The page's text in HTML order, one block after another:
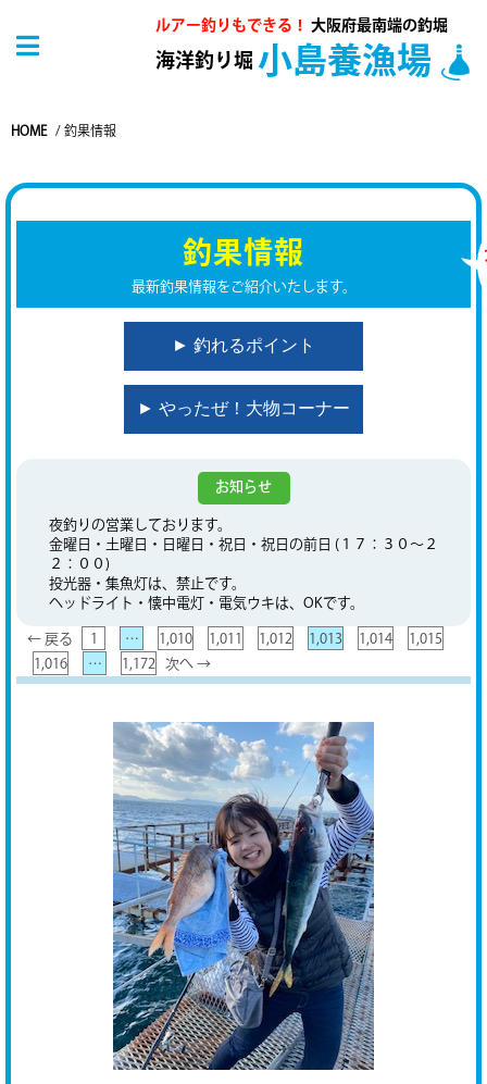
ルアー釣りもできる！ 大阪府最南端の釣堀
海洋釣り堀 小島養漁場
HOME / 釣果情報
釣果情報
最新釣果情報をご紹介いたします。
► 釣れるポイント
► やったぜ！大物コーナー
お知らせ
夜釣りの営業しております。
金曜日・土曜日・日曜日・祝日・祝日の前日 (１７：３０～２
２：００)
投光器・集魚灯は、禁止です。
ヘッドライト・懐中電灯・電気ウキは、OKです。
← 戻る 1 … 1,010 1,011 1,012 1,013 1,014
1,015
1,016
… 1,172 次へ →